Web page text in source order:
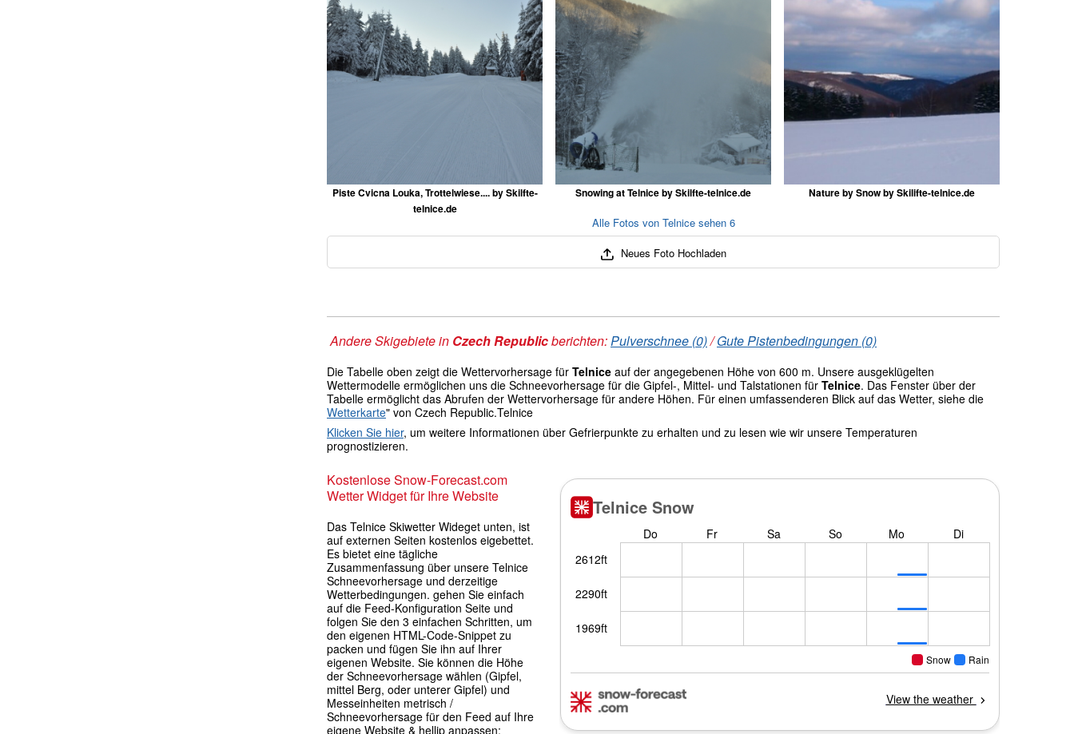
Piste Cvicna Louka, Trottelwiese.... by Skilfte-
telnice.de
Snowing at Telnice by Skilfte-telnice.de Nature by Snow by Skilifte-telnice.de
Alle Fotos von Telnice sehen 6
Neues Foto Hochladen
Andere Skigebiete in Czech Republicberichten:Pulverschnee (0)/Gute Pistenbedingungen (0)
Die Tabelle oben zeigt die Wettervorhersage für Telnice auf der angegebenen Höhe von 600 m. Unsere ausgeklügelten
Wettermodelle ermöglichen uns die Schneevorhersage für die Gipfel-, Mittel- und Talstationen für Telnice. Das Fenster über der
Tabelle ermöglicht das Abrufen der Wettervorhersage für andere Höhen. Für einen umfassenderen Blick auf das Wetter, siehe die
Wetterkarte" von Czech Republic.Telnice
Klicken Sie hier, um weitere Informationen über Gefrierpunkte zu erhalten und zu lesen wie wir unsere Temperaturen
prognostizieren.
Kostenlose Snow-Forecast.com
Wetter Widget für Ihre Website
Das Telnice Skiwetter Wideget unten, ist
auf externen Seiten kostenlos eigebettet.
Es bietet eine tägliche
Zusammenfassung über unsere Telnice
Schneevorhersage und derzeitige
Wetterbedingungen. gehen Sie einfach
auf die Feed-Konfiguration Seite und
folgen Sie den 3 einfachen Schritten, um
den eigenen HTML-Code-Snippet zu
packen und fügen Sie ihn auf Ihrer
eigenen Website. Sie können die Höhe
der Schneevorhersage wählen (Gipfel,
mittel Berg, oder unterer Gipfel) und
Messeinheiten metrisch /
Schneevorhersage für den Feed auf Ihre
eigene Website & hellip anpassen;